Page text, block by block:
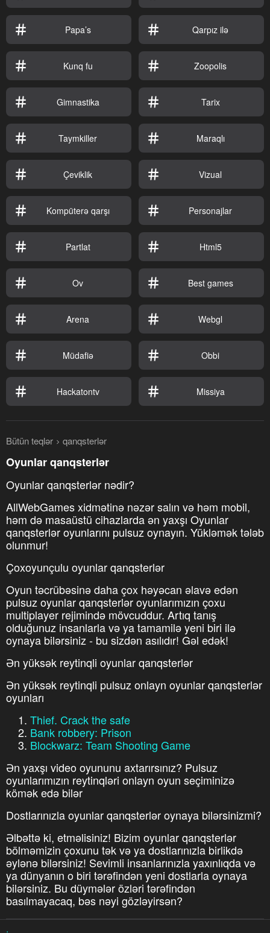
Papa’s Qarpız ilə
Kunq fu Zoopolis
Gimnastika Tarix
Taymkiller Maraqlı
Çeviklik Vizual
Kompüterə qarşı Personajlar
Partlat Html5
Ov Best games
Arena Webgl
Müdafiə Obbi
Hackatontv Missiya
Bütün teqlər qanqsterlər
Oyunlar qanqsterlər
Oyunlar qanqsterlər nədir?
AllWebGames xidmətinə nəzər salın və həm mobil,
həm də masaüstü cihazlarda ən yaxşı Oyunlar
qanqsterlər oyunlarını pulsuz oynayın. Yükləmək tələb
olunmur!
Çoxoyunçulu oyunlar qanqsterlər
Oyun təcrübəsinə daha çox həyəcan əlavə edən
pulsuz oyunlar qanqsterlər oyunlarımızın çoxu
multiplayer rejimində mövcuddur. Artıq tanış
olduğunuz insanlarla və ya tamamilə yeni biri ilə
oynaya bilərsiniz - bu sizdən asılıdır! Gəl edək!
Ən yüksək reytinqli oyunlar qanqsterlər
Ən yüksək reytinqli pulsuz onlayn oyunlar qanqsterlər
oyunları
Thief. Crack the safe
Bank robbery: Prison
Blockwarz: Team Shooting Game
Ən yaxşı video oyununu axtarırsınız? Pulsuz
oyunlarımızın reytinqləri onlayn oyun seçiminizə
kömək edə bilər
Dostlarınızla oyunlar qanqsterlər oynaya bilərsinizmi?
Əlbəttə ki, etməlisiniz! Bizim oyunlar qanqsterlər
bölməmizin çoxunu tək və ya dostlarınızla birlikdə
əylənə bilərsiniz! Sevimli insanlarınızla yaxınlıqda və
ya dünyanın o biri tərəfindən yeni dostlarla oynaya
bilərsiniz. Bu düymələr özləri tərəfindən
basılmayacaq, bəs nəyi gözləyirsən?